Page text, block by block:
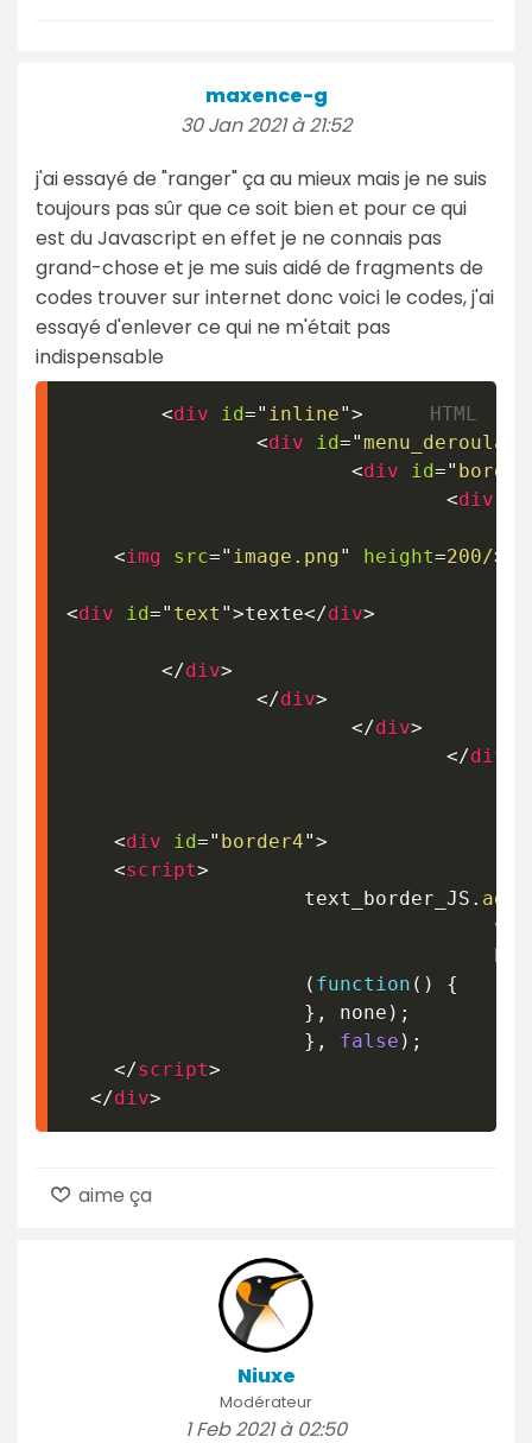
maxence-g
30 Jan 2021 à 21:52
j'ai essayé de "ranger" ça au mieux mais je ne suis
toujours pas sûr que ce soit bien et pour ce qui
est du Javascript en effet je ne connais pas
grand-chose et je me suis aidé de fragments de
codes trouver sur internet donc voici le codes, j'ai
essayé d'enlever ce qui ne m'était pas
indispensable
<div id=" inline">
<div id="menu_deroulant
<div id="
<div
<img src=" image.png" height=200/>
<div id=" text ">texte</div>
</div>
</div>
</div>
</div
<div id=" border4">
<script>
					text_border_JS
.
var
( function ( )
{
} , none ) ;
} , false ) ;
</script>
</div>
aime ça
Niuxe
Modérateur
1 Feb 2021 à 02:50